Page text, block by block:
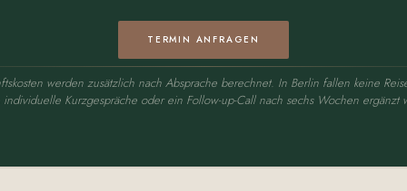
TERMIN ANFRAGEN
werden zusätzlich nach Absprache berechnet. In Berlin fallen keine
individuelle Kurzgespräche oder ein Follow-up-Call nach sechs Wochen ergänzt